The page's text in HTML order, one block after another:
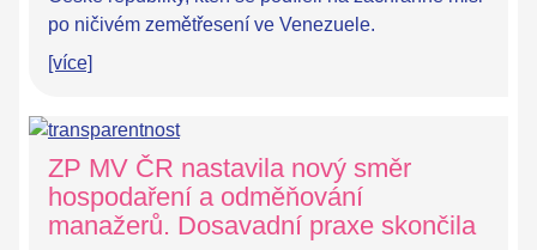
po ničivém zemětřesení ve Venezuele.
[více]
ZP MV ČR nastavila nový směr
hospodaření a odměňování
manažerů. Dosavadní praxe skončila